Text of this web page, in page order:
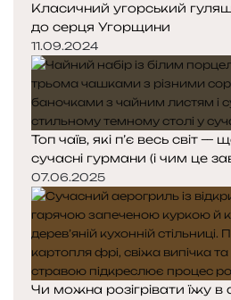
Класичний угорський
до серця Угорщини
11.09.2024
Топ чаїв, які п’є весь світ
сучасні гурмани (і чим це
07.06.2025
Чи можна розігрівати їжу в